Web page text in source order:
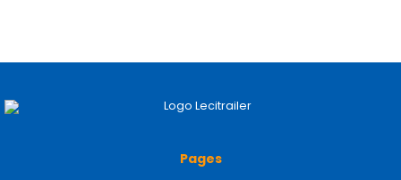
Pages